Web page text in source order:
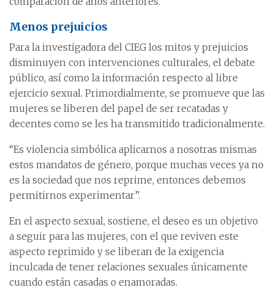
Menos prejuicios
Para la investigadora del CIEG los mitos y prejuicios
disminuyen con intervenciones culturales, el debate
público, así como la información respecto al libre
ejercicio sexual. Primordialmente, se promueve que las
mujeres se liberen del papel de ser recatadas y
decentes como se les ha transmitido tradicionalmente.
“Es violencia simbólica aplicarnos a nosotras mismas
estos mandatos de género, porque muchas veces ya no
es la sociedad que nos reprime, entonces debemos
permitirnos experimentar”.
En el aspecto sexual, sostiene, el deseo es un objetivo
a seguir para las mujeres, con el que reviven este
aspecto reprimido y se liberan de la exigencia
inculcada de tener relaciones sexuales únicamente
cuando están casadas o enamoradas.